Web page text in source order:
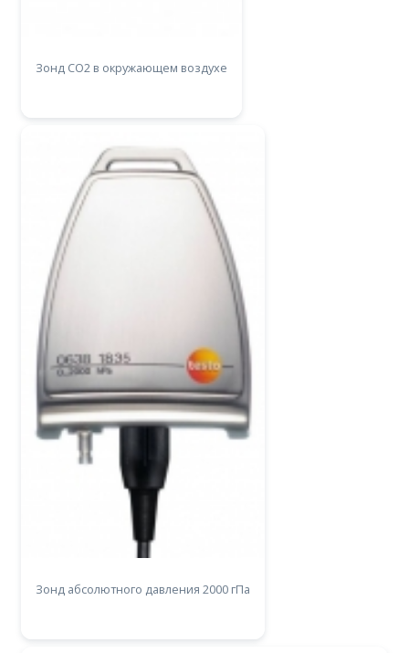
Зонд CO2 в окружающем воздухе
Зонд абсолютного давления 2000 гПа